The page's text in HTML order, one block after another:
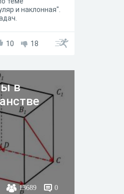
и наклонная".
10 18
в
13689 0